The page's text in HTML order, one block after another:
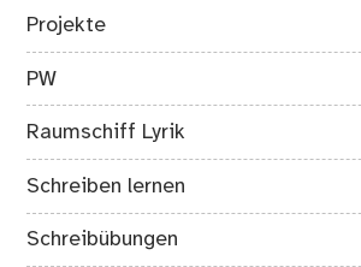
Projekte
PW
Raumschiff Lyrik
Schreiben lernen
Schreibübungen